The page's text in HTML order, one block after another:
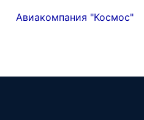
Авиакомпания "Космос"